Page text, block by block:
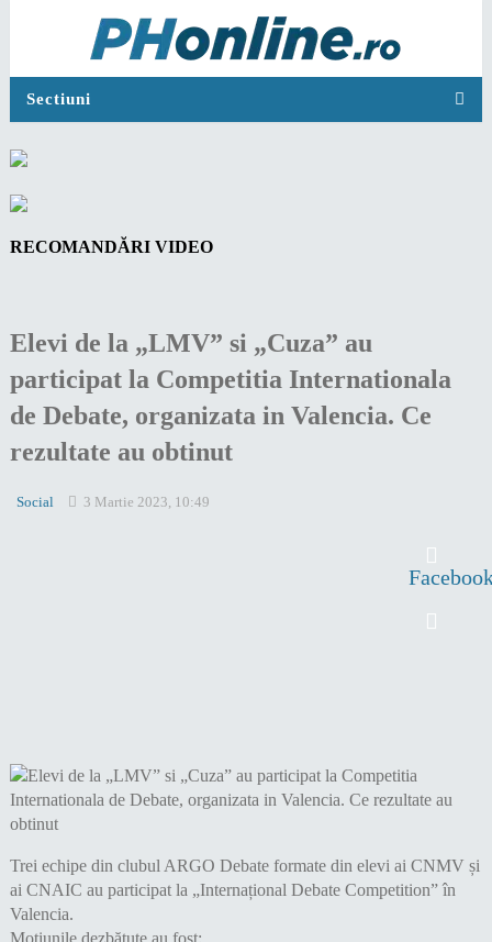
Sectiuni
RECOMANDĂRI VIDEO
Elevi de la „LMV” si „Cuza” au
participat la Competitia Internationala
de Debate, organizata in Valencia. Ce
rezultate au obtinut
Social 3 Martie 2023, 10:49
Trei echipe din clubul ARGO Debate formate din elevi ai CNMV și
ai CNAIC au participat la „Internațional Debate Competition” în
Valencia.
Moțiunile dezbătute au fost: